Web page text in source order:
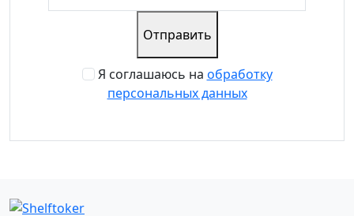
Отправить
Я соглашаюсь на обработку
персональных данных